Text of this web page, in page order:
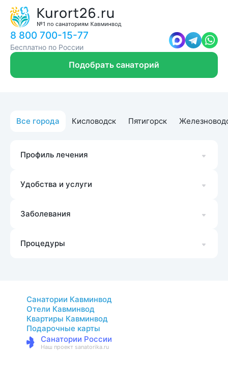
8 800 700-15-77
Бесплатно по России
Подобрать санаторий
Все города Кисловодск Пятигорск
Профиль лечения
Удобства и услуги
Заболевания
Процедуры
Санатории Кавминвод
Отели Кавминвод
Квартиры Кавминвод
Подарочные карты
Санатории России
Наш проект sanatorika.ru